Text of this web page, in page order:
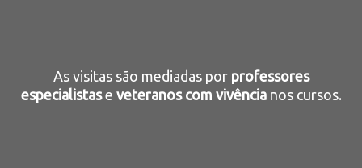
As visitas são mediadas por professores
especialistase veteranos com vivêncianos cursos.